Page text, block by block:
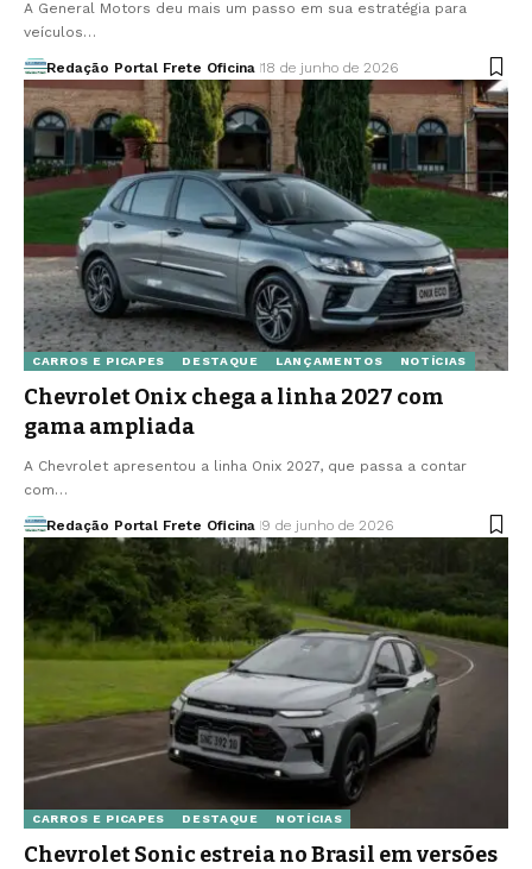
A General Motors deu mais um passo em sua estratégia para
veículos…
Redação Portal Frete Oficina 18 de junho de 2026
CARROS E PICAPES DESTAQUE LANÇAMENTOS NOTÍCIAS
Chevrolet Onix chega a linha 2027 com
gama ampliada
A Chevrolet apresentou a linha Onix 2027, que passa a contar
com…
Redação Portal Frete Oficina 9 de junho de 2026
CARROS E PICAPES DESTAQUE NOTÍCIAS
Chevrolet Sonic estreia no Brasil em versões